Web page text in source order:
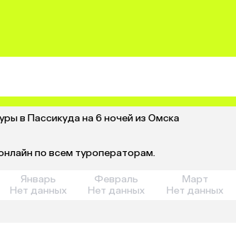
в Пассикуда на 6 ночей из Омска
по всем туроператорам.
Январь
Нет данных
Февраль
Нет данных
Март
Нет данных